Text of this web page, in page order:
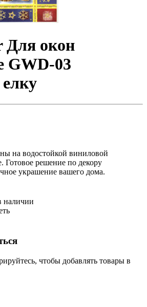
Для окон
GWD-03
на водостойкой виниловой
Готовое решение по декору
украшение вашего дома.
наличии
чтобы добавлять товары в